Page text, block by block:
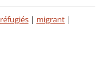
réfugiés | migrant |